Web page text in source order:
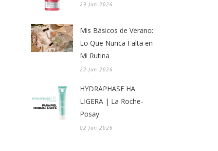
29 Jun 2026
Mis Básicos de Verano:
Lo Que Nunca Falta en
Mi Rutina
22 Jun 2026
HYDRAPHASE HA
LIGERA | La Roche-
Posay
02 Jun 2026